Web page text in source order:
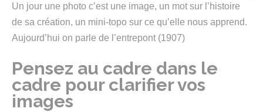
Un jour une photo c’est une image, un mot sur l’histoire
de sa création, un mini-topo sur ce qu’elle nous apprend.
Aujourd’hui on parle de l’entrepont (1907)
Pensez au cadre dans le
cadre pour clarifier vos
images